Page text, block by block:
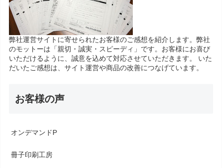
弊社運営サイトに寄せられたお客様のご感想を紹介します。弊社
のモットーは「親切・誠実・スピーディ」です。お客様にお喜び
いただけるように、誠意を込めて対応させていただきます。 いた
だいたご感想は、サイト運営や商品の改善につなげています。
お客様の声
オンデマンドP
冊子印刷工房